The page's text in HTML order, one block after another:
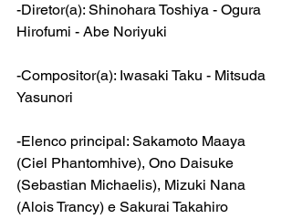
-Diretor(a): Shinohara Toshiya - Ogura
Hirofumi - Abe Noriyuki
-Compositor(a): Iwasaki Taku - Mitsuda
Yasunori
-Elenco principal: Sakamoto Maaya
(Ciel Phantomhive), Ono Daisuke
(Sebastian Michaelis), Mizuki Nana
(Alois Trancy) e Sakurai Takahiro